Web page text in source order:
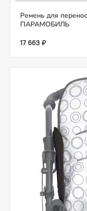
Ремень для
ПАРАМОБИЛЬ
17 663 ₽